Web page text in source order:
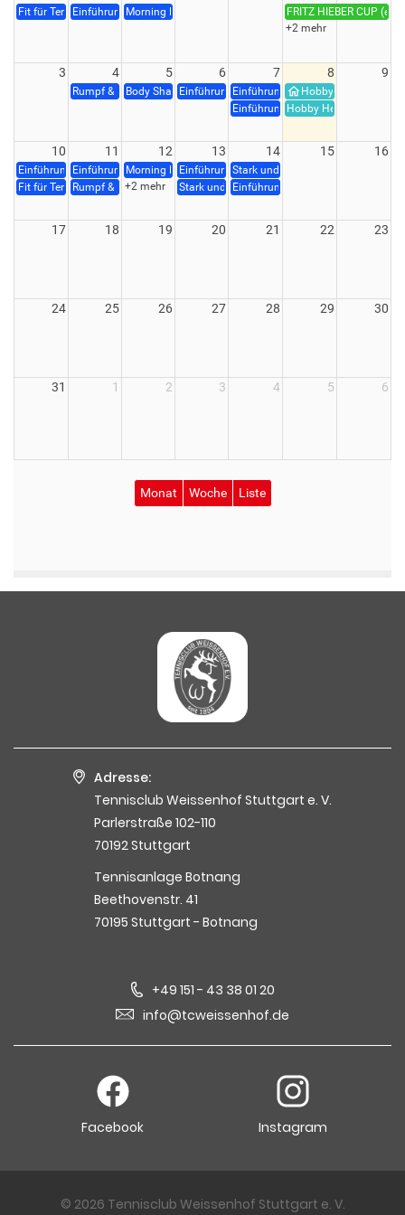
Adresse:
Tennisclub Weissenhof Stuttgart e. V.
Parlerstraße 102-110
70192 Stuttgart
Tennisanlage Botnang
Beethovenstr. 41
70195 Stuttgart - Botnang
+49 151 - 43 38 01 20
info@tcweissenhof.de
Facebook Instagram
© 2026 Tennisclub Weissenhof Stuttgart e. V.